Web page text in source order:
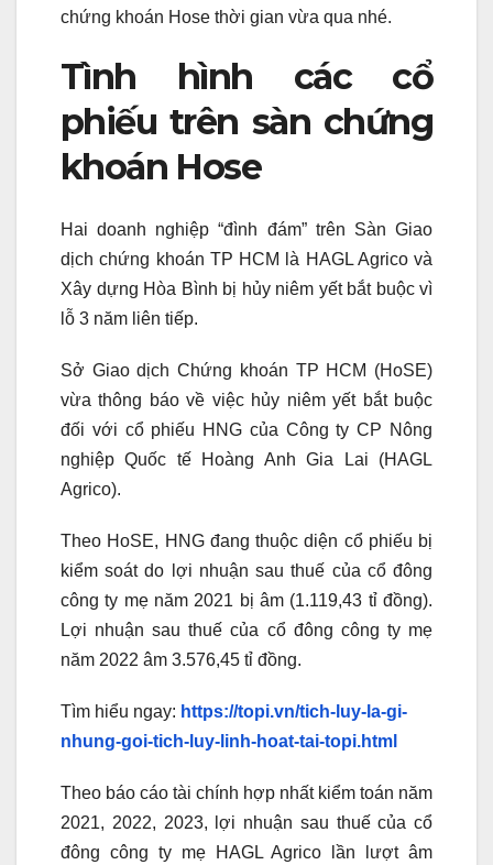
chứng khoán Hose thời gian vừa qua nhé.
Tình hình các cổ
phiếu trên sàn chứng
khoán Hose
Hai doanh nghiệp “đình đám” trên Sàn Giao
dịch chứng khoán TP HCM là HAGL Agrico và
Xây dựng Hòa Bình bị hủy niêm yết bắt buộc vì
lỗ 3 năm liên tiếp.
Sở Giao dịch Chứng khoán TP HCM (HoSE)
vừa thông báo về việc hủy niêm yết bắt buộc
đối với cổ phiếu HNG của Công ty CP Nông
nghiệp Quốc tế Hoàng Anh Gia Lai (HAGL
Agrico).
Theo HoSE, HNG đang thuộc diện cổ phiếu bị
kiểm soát do lợi nhuận sau thuế của cổ đông
công ty mẹ năm 2021 bị âm (1.119,43 tỉ đồng).
Lợi nhuận sau thuế của cổ đông công ty mẹ
năm 2022 âm 3.576,45 tỉ đồng.
Tìm hiểu ngay: https://topi.vn/tich-luy-la-gi-
nhung-goi-tich-luy-linh-hoat-tai-topi.html
Theo báo cáo tài chính hợp nhất kiểm toán năm
2021, 2022, 2023, lợi nhuận sau thuế của cổ
đông công ty mẹ HAGL Agrico lần lượt âm